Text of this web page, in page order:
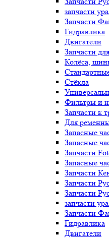
запчасти
Запчасти
Гидравлика
Двигатели
Запчасти
Колёса,
Стёкла
Фильтры и
Запчасти к
Для
Запасные
Запасные
Запчасти
Запасные
Запчасти
Запчасти
Запчасти
запчасти
Запчасти
Гидравлика
Двигатели